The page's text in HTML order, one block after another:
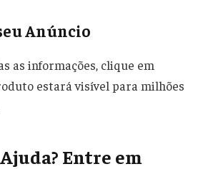
Anúncio
as informações, clique em
estará visível para milhões
Entre em